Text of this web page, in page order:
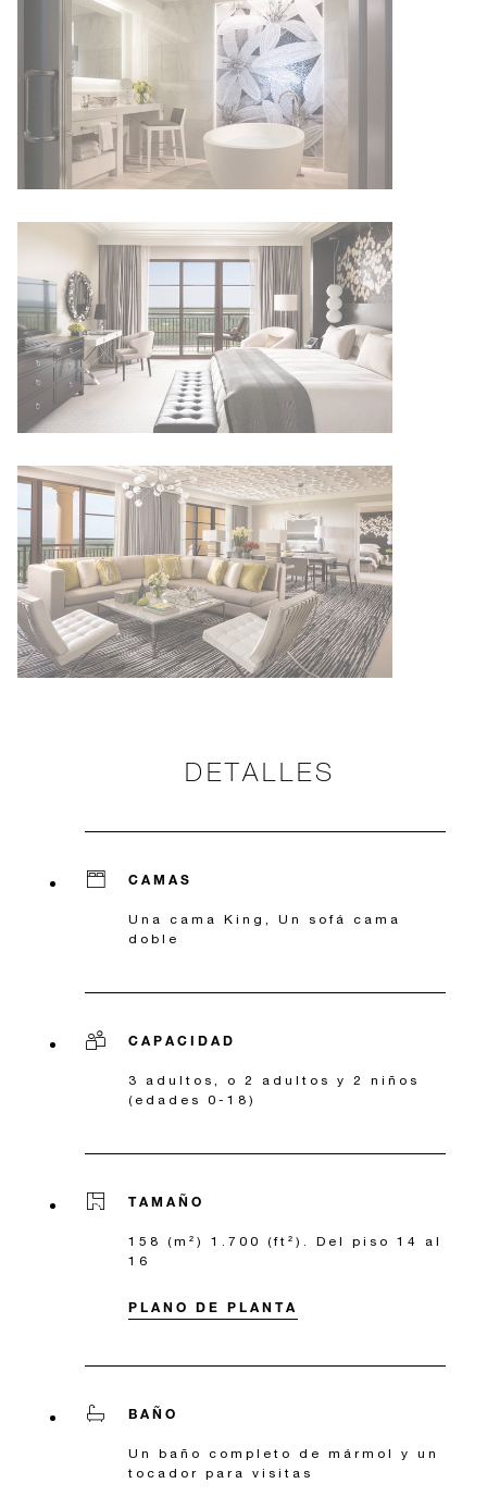
DETALLES
CAMAS
Una cama King, Un sofá cama
doble
CAPACIDAD
3 adultos, o 2 adultos y 2 niños
(edades 0-18)
TAMAÑO
158 (m²) 1.700 (ft²). Del piso 14 al
16
PLANO DE PLANTA
BAÑO
Un baño completo de mármol y un
tocador para visitas